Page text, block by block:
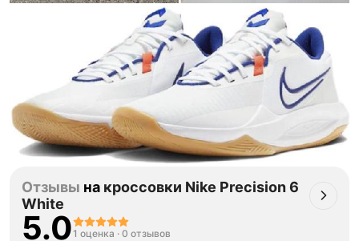
Отзывы на кроссовки Nike Precision 6
White
5.01 оценка · 0 отзывов